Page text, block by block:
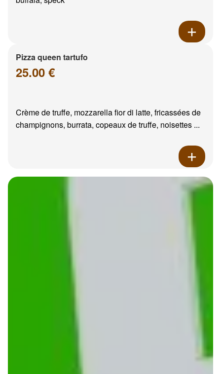
Pizza queen tartufo
25.00 €
Crème de truffe, mozzarella fior di latte, fricassées de
champignons, burrata, copeaux de truffe, noisettes ...